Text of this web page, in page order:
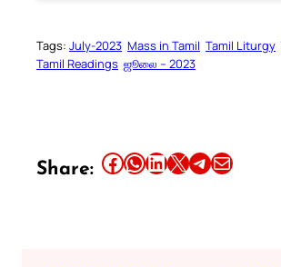
Tags: July-2023 Mass in Tamil Tamil Liturgy
Tamil Readings ஜூலை – 2023
Share: Share this article on Facebook Share this article on WhatsApp Share this article on LinkedIn Share this article on X Share this article on TelegramEmail this Article